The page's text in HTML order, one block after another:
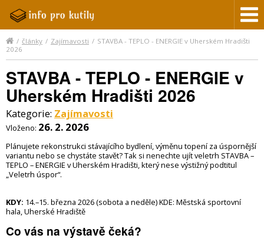
/ články / Zajímavosti / STAVBA - TEPLO - ENERGIE v Uherském Hradišti
2026
STAVBA - TEPLO - ENERGIE v
Uherském Hradišti 2026
Kategorie: Zajímavosti
Vloženo: 26. 2. 2026
Plánujete rekonstrukci stávajícího bydlení, výměnu topení za úspornější
variantu nebo se chystáte stavět? Tak si nenechte ujít veletrh STAVBA –
TEPLO – ENERGIE v Uherském Hradišti, který nese výstižný podtitul
„Veletrh úspor“.
KDY: 14.–15. března 2026 (sobota a neděle) KDE: Městská sportovní
hala, Uherské Hradiště
Co vás na výstavě čeká?